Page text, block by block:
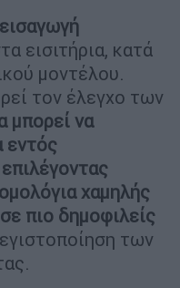
εισαγωγή
εισιτήρια, κατά
μοντέλου.
τον έλεγχο των
μπορεί να
εντός
χαμηλής
πιο δημοφιλείς
των